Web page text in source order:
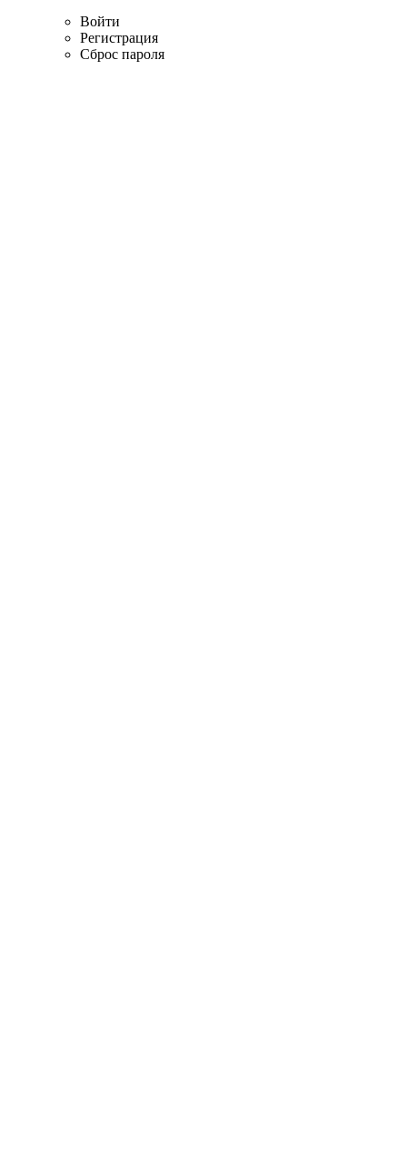
Войти
Регистрация
Сброс пароля